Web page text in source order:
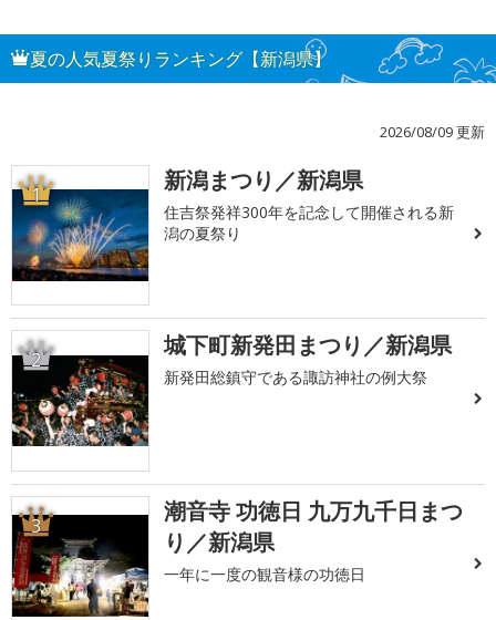
夏の人気夏祭りランキング【新潟県】
2026/08/09 更新
1 新潟まつり／新潟県
住吉祭発祥300年を記念して開催される新
潟の夏祭り
2 城下町新発田まつり／新潟県
新発田総鎮守である諏訪神社の例大祭
3
潮音寺 功徳日 九万九千日まつ
り／新潟県
一年に一度の観音様の功徳日